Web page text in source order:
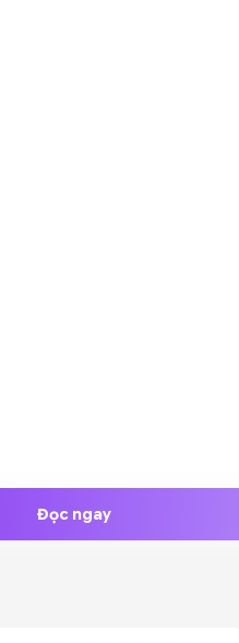
Đọc ngay